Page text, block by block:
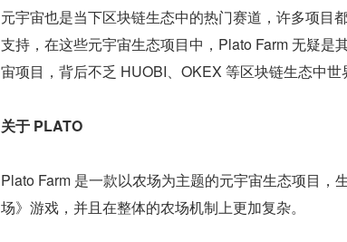
元宇宙也是当下区块链生态中的热门赛道，许多项目
支持，在这些元宇宙生态项目中，Plato Farm 无疑是
宙项目，背后不乏 HUOBI、OKEX 等区块链生态中世
关于 PLATO
Plato Farm 是一款以农场为主题的元宇宙生态项目，
场》游戏，并且在整体的农场机制上更加复杂。